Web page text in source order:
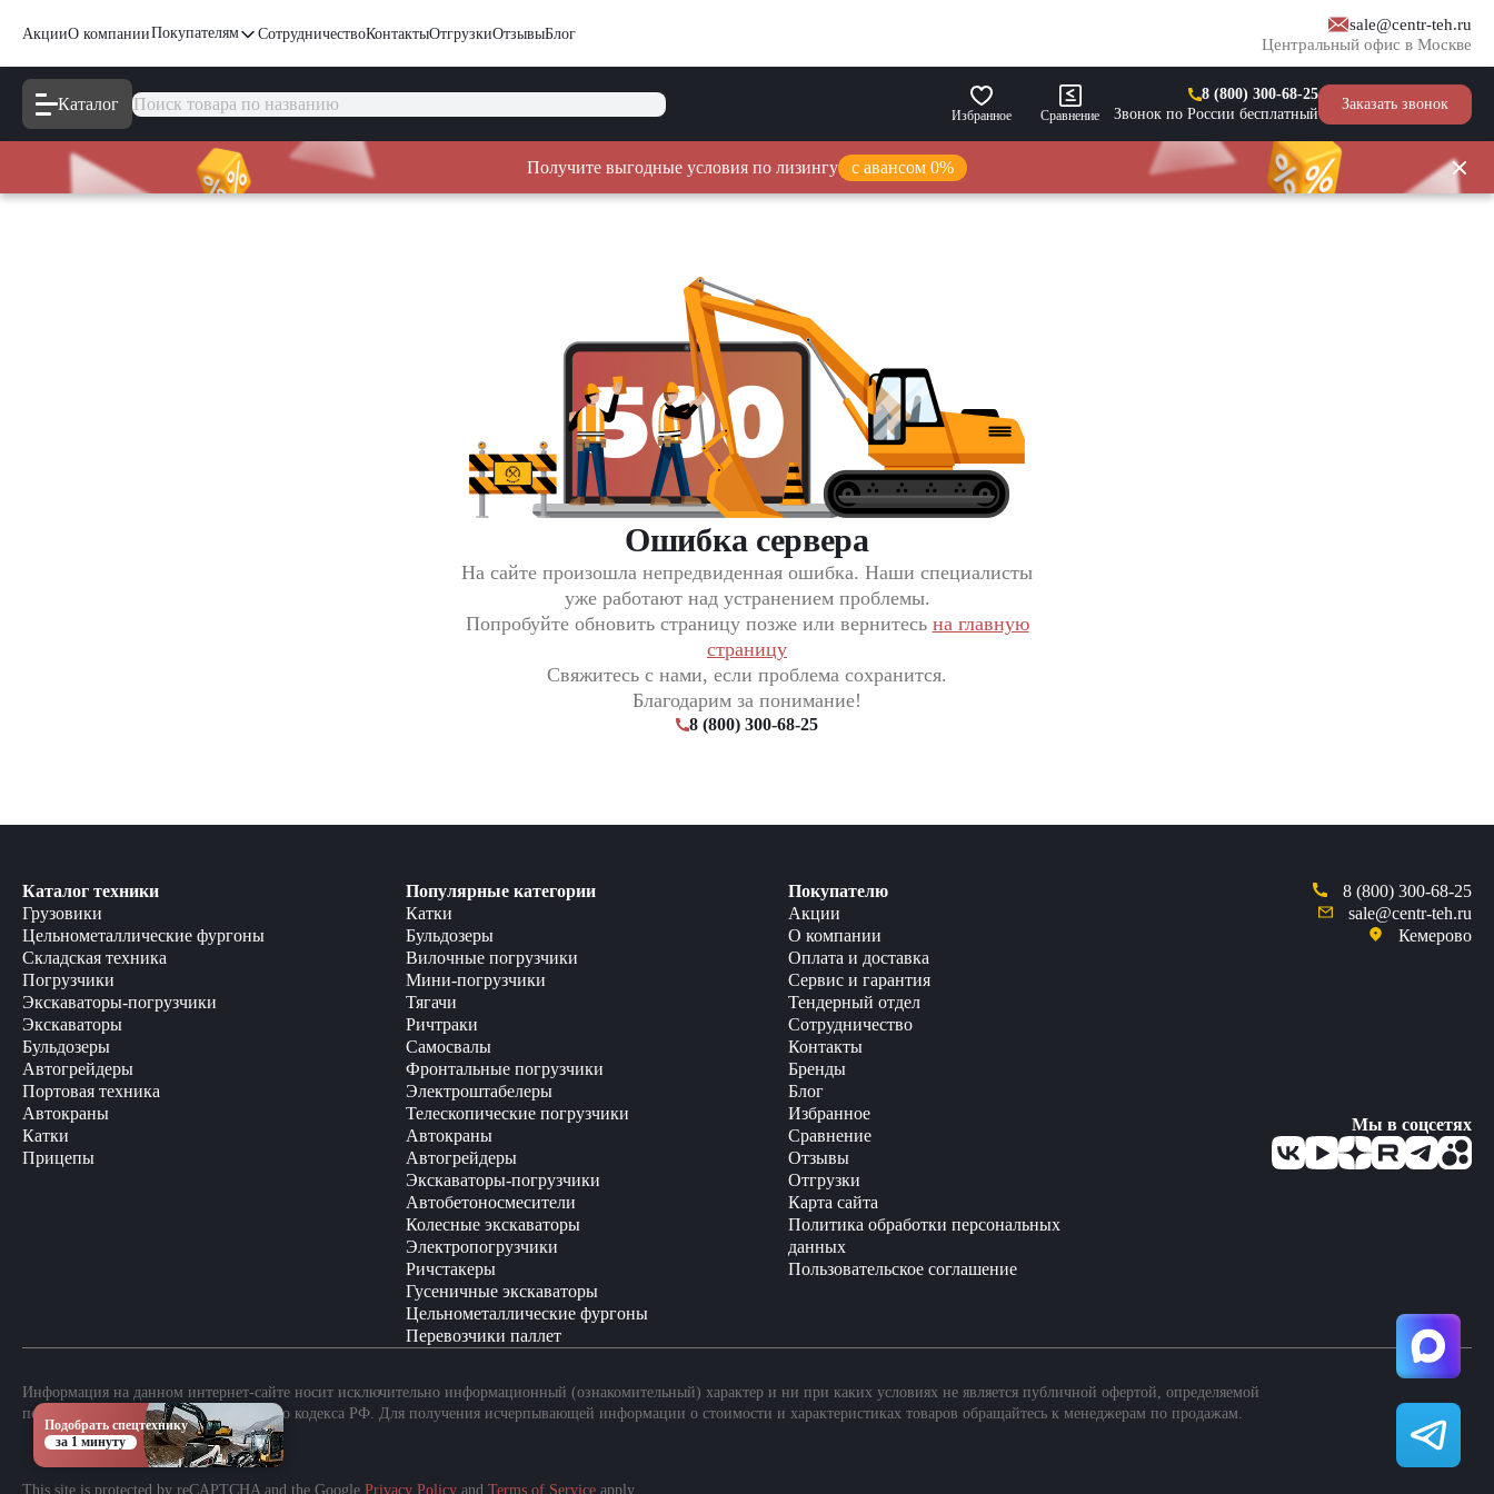
АкцииО компанииПокупателям СотрудничествоКонтактыОтгрузкиОтзывыБлог
sale@centr-teh.ru
Центральный офис в Москве
Каталог
Избранное Сравнение
8 (800) 300-68-25
Звонок по России бесплатный
Заказать звонок
Получите выгодные условия по лизингу с авансом 0%
Ошибка сервера
На сайте произошла непредвиденная ошибка. Наши специалисты
уже работают над устранением проблемы.
Попробуйте обновить страницу позже или вернитесь на главную
страницу
Свяжитесь с нами, если проблема сохранится.
Благодарим за понимание!
8 (800) 300-68-25
Каталог техники
Грузовики
Цельнометаллические фургоны
Складская техника
Погрузчики
Экскаваторы-погрузчики
Экскаваторы
Бульдозеры
Автогрейдеры
Портовая техника
Автокраны
Катки
Прицепы
Популярные категории
Катки
Бульдозеры
Вилочные погрузчики
Мини-погрузчики
Тягачи
Ричтраки
Самосвалы
Фронтальные погрузчики
Электроштабелеры
Телескопические погрузчики
Автокраны
Автогрейдеры
Экскаваторы-погрузчики
Автобетоносмесители
Колесные экскаваторы
Электропогрузчики
Ричстакеры
Гусеничные экскаваторы
Цельнометаллические фургоны
Перевозчики паллет
Покупателю
Акции
О компании
Оплата и доставка
Сервис и гарантия
Тендерный отдел
Сотрудничество
Контакты
Бренды
Блог
Избранное
Сравнение
Отзывы
Отгрузки
Карта сайта
Политика обработки персональных
данных
Пользовательское соглашение
8 (800) 300-68-25
sale@centr-teh.ru
Кемерово
Мы в соцсетях
Информация на данном интернет-сайте носит исключительно информационный (ознакомительный) характер и ни при каких условиях не является публичной офертой, определяемой
положениями Статьи 437 Гражданского кодекса РФ. Для получения исчерпывающей информации о стоимости и характеристиках товаров обращайтесь к менеджерам по продажам.
This site is protected by reCAPTCHA and the Google Privacy Policy and Terms of Service apply.
Подобрать спецтехнику
за 1 минуту